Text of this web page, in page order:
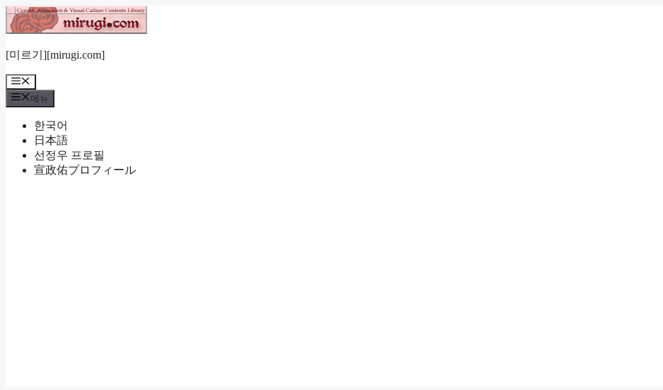
컨
텐
로
너
뛰
[미르기][mirugi.com]
메
뉴
메뉴
한국어
日本語
선정우 프로필
宣政佑プロフィール